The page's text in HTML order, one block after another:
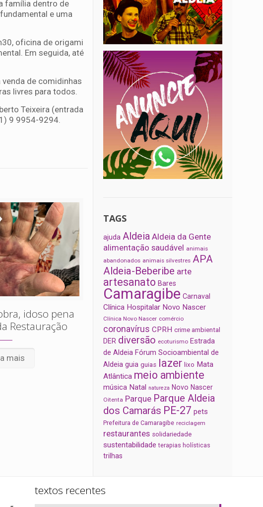
família dentro de
e uma
oficina de origami
Em seguida, até
de comidinhas
livres para todos.
Teixeira (entrada
9 9954-9294.
idoso pena
Restauração
mais
TAGS
ajuda Aldeia Aldeia da Gente
alimentação saudável animais
abandonados animais silvestres APA
Aldeia-Beberibe arte
artesanato Bares
Camaragibe Carnaval
Clínica Hospitalar Novo Nascer
Clínica Novo Nascer comércio
coronavírus CPRH crime ambiental
DER diversão ecoturismo Estrada
de Aldeia Fórum Socioambiental de
Aldeia guia guias lazer lixo Mata
Atlântica meio ambiente
música Natal natureza Novo Nascer
Oitenta Parque Parque Aldeia
dos Camarás PE-27 pets
Prefeitura de Camaragibe reciclagem
restaurantes solidariedade
sustentabilidade terapias holísticas
trilhas
textos recentes